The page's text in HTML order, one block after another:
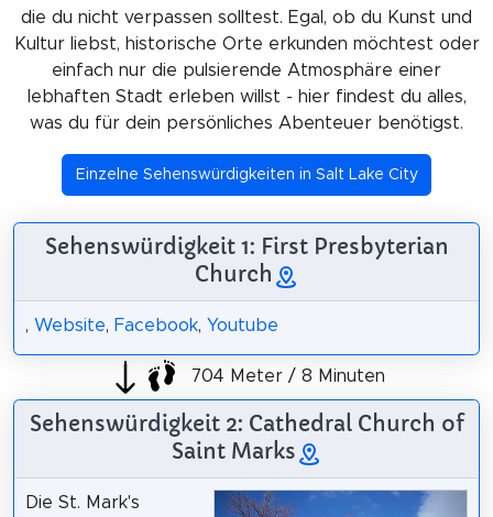
die du nicht verpassen solltest. Egal, ob du Kunst und
Kultur liebst, historische Orte erkunden möchtest oder
einfach nur die pulsierende Atmosphäre einer
lebhaften Stadt erleben willst - hier findest du alles,
was du für dein persönliches Abenteuer benötigst.
Einzelne Sehenswürdigkeiten in Salt Lake City
Sehenswürdigkeit 1: First Presbyterian
Church
, Website, Facebook, Youtube
704 Meter / 8 Minuten
Sehenswürdigkeit 2: Cathedral Church of
Saint Marks
Die St. Mark's